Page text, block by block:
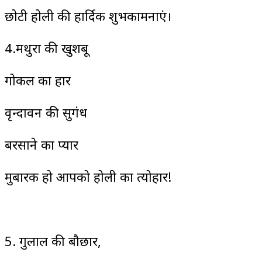
छोटी होली की हार्दिक शुभकामनाएं।
4.मथुरा की खुशबू
गोकल का हार
वृन्दावन की सुगंध
बरसाने का प्यार
मुबारक हो आपको होली का त्योहार!
5. गुलाल की बौछार,